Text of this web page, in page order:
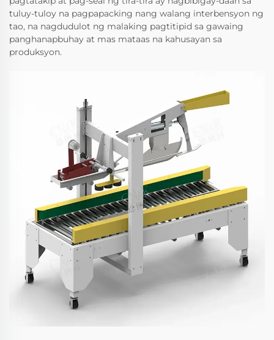
tuluy-tuloy na pagpapacking nang walang interbensyon ng
tao, na nagdudulot ng malaking pagtitipid sa gawaing
panghanapbuhay at mas mataas na kahusayan sa
produksyon.